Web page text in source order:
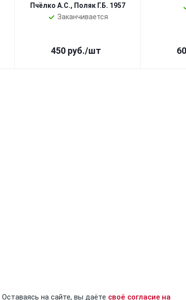
Пчёлко А.С., Поляк Г.Б. 1957
Заканчивается
450 руб./шт
на сайте, вы даёте своё согласие на